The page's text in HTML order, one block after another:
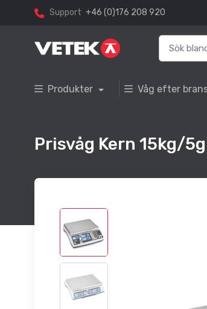
Support +46 (0)176 208 920
Produkter Våg efter
Prisvåg Kern 15kg/